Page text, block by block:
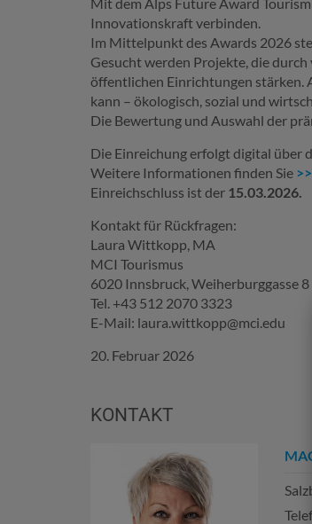
Innovationskraft verbinden.
Im Mittelpunkt des Awards 2026
Gesucht werden Projekte, die
öffentlichen Einrichtungen stärken.
kann – ökologisch, sozial und
Die Bewertung und Auswahl der
Die Einreichung erfolgt digital über
Weitere Informationen finden Sie
Einreichschluss ist der 15.03.2026.
Kontakt für Rückfragen:
Laura Wittkopp, MA
MCI Tourismus
6020 Innsbruck, Weiherburggasse 8
Tel. +43 512 2070 3323
E-Mail: laura.wittkopp@mci.edu
20. Februar 2026
KONTAKT